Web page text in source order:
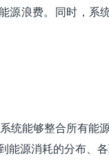
浪费。同时，系
统能够整合所有能
源消耗的分布、